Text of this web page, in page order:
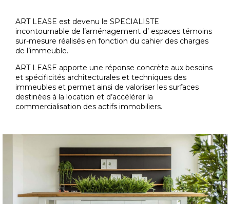
ART LEASE est devenu le SPECIALISTE
incontournable de l’aménagement d’ espaces témoins
sur-mesure réalisés en fonction du cahier des charges
de l’immeuble.
ART LEASE apporte une réponse concrète aux besoins
et spécificités architecturales et techniques des
immeubles et permet ainsi de valoriser les surfaces
destinées à la location et d’accélérer la
commercialisation des actifs immobiliers.